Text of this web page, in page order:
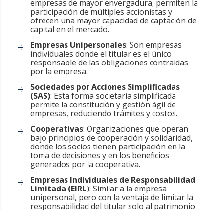
empresas de mayor envergadura, permiten la
participación de múltiples accionistas y
ofrecen una mayor capacidad de captación de
capital en el mercado.
Empresas Unipersonales: Son empresas
individuales donde el titular es el único
responsable de las obligaciones contraídas
por la empresa.
Sociedades por Acciones Simplificadas
(SAS): Esta forma societaria simplificada
permite la constitución y gestión ágil de
empresas, reduciendo trámites y costos.
Cooperativas: Organizaciones que operan
bajo principios de cooperación y solidaridad,
donde los socios tienen participación en la
toma de decisiones y en los beneficios
generados por la cooperativa.
Empresas Individuales de Responsabilidad
Limitada (EIRL): Similar a la empresa
unipersonal, pero con la ventaja de limitar la
responsabilidad del titular solo al patrimonio